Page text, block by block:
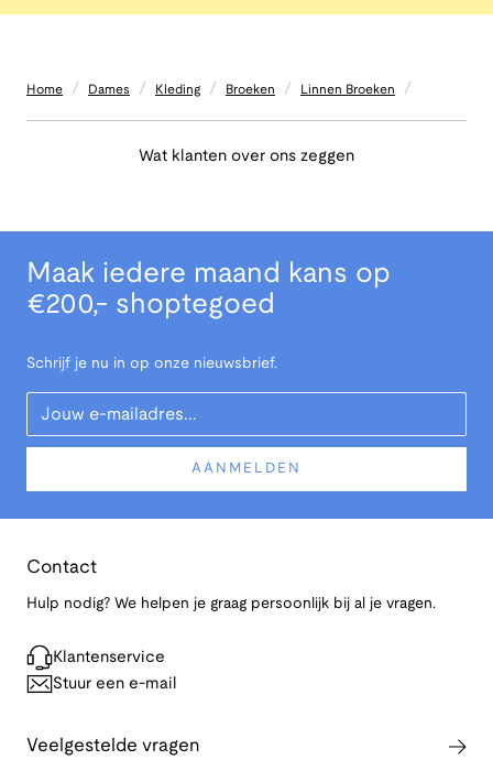
Home / Dames / Kleding / Broeken / Linnen Broeken /
Wat klanten over ons zeggen
Maak iedere maand kans op
€200,- shoptegoed
Schrijf je nu in op onze nieuwsbrief.
Your Email
AANMELDEN
Contact
Hulp nodig? We helpen je graag persoonlijk bij al je vragen.
Klantenservice
Stuur een e-mail
Veelgestelde vragen